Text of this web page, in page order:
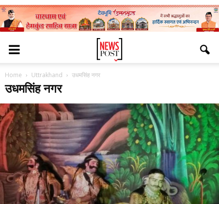
Home Uttrakhand उधमसिंह नगर
उधमसिंह नगर